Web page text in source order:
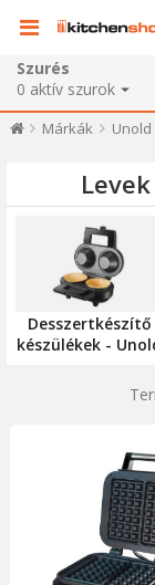
Szurés
0 aktív szurok
Márkák Unold
Desszertkészítő
készülékek -